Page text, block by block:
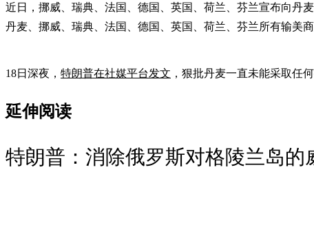
近日，挪威、瑞典、法国、德国、英国、荷兰、芬兰宣布向丹
丹麦、挪威、瑞典、法国、德国、英国、荷兰、芬兰所有输美
18日深夜， 特朗普在社媒平台发文 ，狠批丹麦一直未能采取任
延伸阅读
特朗普：消除俄罗斯对格陵兰岛的